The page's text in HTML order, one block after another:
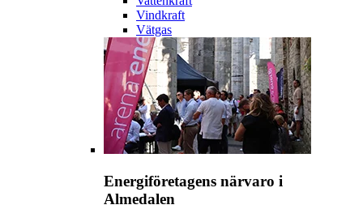
Vindkraft
Vätgas
Energiföretagens närvaro i
Almedalen